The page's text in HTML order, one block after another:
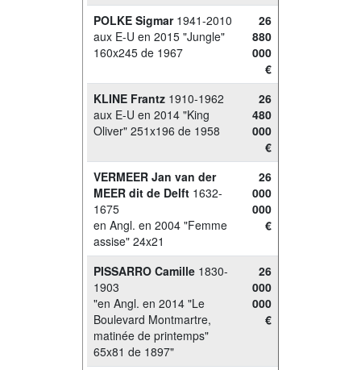
POLKE Sigmar 1941-2010
aux E-U en 2015 "Jungle"
160x245 de 1967
26
880
000
€
KLINE Frantz 1910-1962
aux E-U en 2014 "King
Oliver" 251x196 de 1958
26
480
000
€
VERMEER Jan van der
MEER dit de Delft 1632-
1675
en Angl. en 2004 "Femme
assise" 24x21
26
000
000
€
PISSARRO Camille 1830-
1903
"en Angl. en 2014 "Le
Boulevard Montmartre,
matinée de printemps"
65x81 de 1897"
26
000
000
€